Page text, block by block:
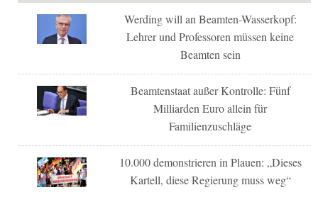
Werding will an Beamten-Wasserkopf:
Lehrer und Professoren müssen keine
Beamten sein
Beamtenstaat außer Kontrolle: Fünf
Milliarden Euro allein für
Familienzuschläge
10.000 demonstrieren in Plauen: „Dieses
Kartell, diese Regierung muss weg“